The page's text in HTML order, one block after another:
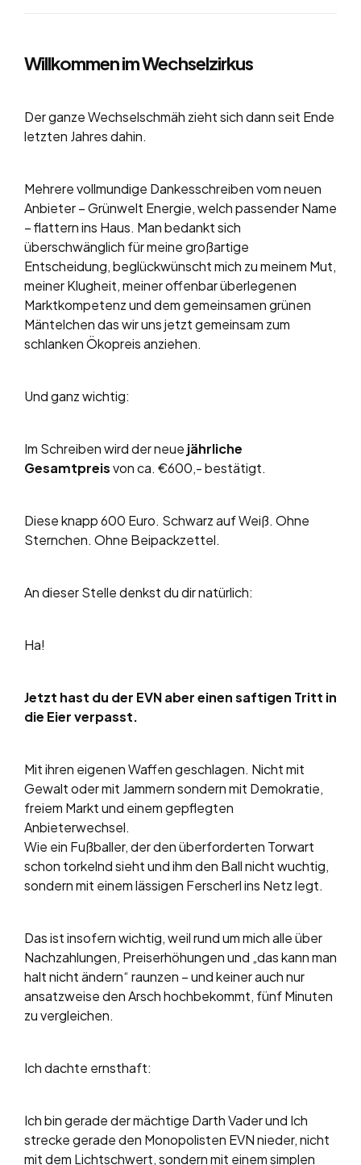
Willkommen im Wechselzirkus
Der ganze Wechselschmäh zieht sich dann seit Ende
letzten Jahres dahin.
Mehrere vollmundige Dankesschreiben vom neuen
Anbieter – Grünwelt Energie, welch passender Name
– flattern ins Haus. Man bedankt sich
überschwänglich für meine großartige
Entscheidung, beglückwünscht mich zu meinem Mut,
meiner Klugheit, meiner offenbar überlegenen
Marktkompetenz und dem gemeinsamen grünen
Mäntelchen das wir uns jetzt gemeinsam zum
schlanken Ökopreis anziehen.
Und ganz wichtig:
Im Schreiben wird der neue jährliche
Gesamtpreisvon ca. €600,- bestätigt.
Diese knapp 600 Euro. Schwarz auf Weiß. Ohne
Sternchen. Ohne Beipackzettel.
An dieser Stelle denkst du dir natürlich:
Ha!
Jetzt hast du der EVN aber einen saftigen Tritt in
die Eier verpasst.
Mit ihren eigenen Waffen geschlagen. Nicht mit
Gewalt oder mit Jammern sondern mit Demokratie,
freiem Markt und einem gepflegten
Anbieterwechsel.
Wie ein Fußballer, der den überforderten Torwart
schon torkelnd sieht und ihm den Ball nicht wuchtig,
sondern mit einem lässigen Ferscherl ins Netz legt.
Das ist insofern wichtig, weil rund um mich alle über
Nachzahlungen, Preiserhöhungen und „das kann man
halt nicht ändern“ raunzen – und keiner auch nur
ansatzweise den Arsch hochbekommt, fünf Minuten
zu vergleichen.
Ich dachte ernsthaft:
Ich bin gerade der mächtige Darth Vader und Ich
strecke gerade den Monopolisten EVN nieder, nicht
mit dem Lichtschwert, sondern mit einem simplen